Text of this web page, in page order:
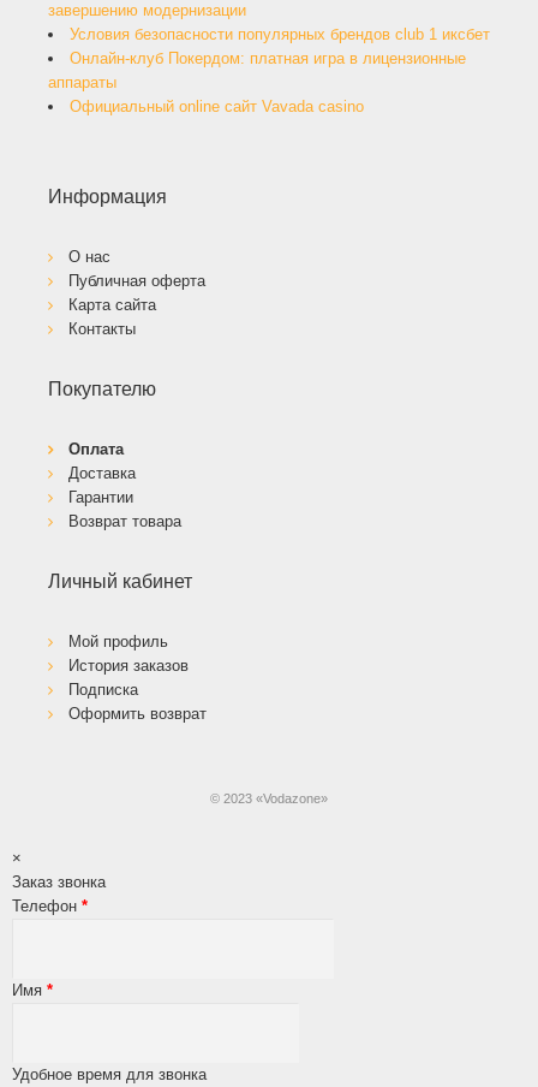
завершению модернизации
Условия безопасности популярных брендов club 1 иксбет
Онлайн-клуб Покердом: платная игра в лицензионные
аппараты
Официальный online сайт Vavada casino
Информация
О нас
Публичная оферта
Карта сайта
Контакты
Покупателю
Оплата
Доставка
Гарантии
Возврат товара
Личный кабинет
Мой профиль
История заказов
Подписка
Оформить возврат
© 2023 «Vodazone»
×
Заказ звонка
Телефон *
Имя *
Удобное время для звонка